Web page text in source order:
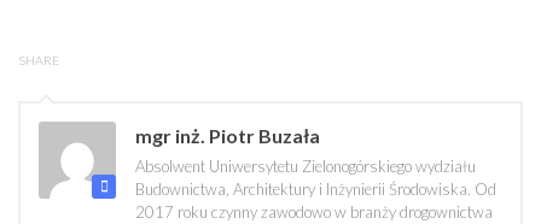
SHARE
mgr inż. Piotr Buzała
Absolwent Uniwersytetu Zielonogórskiego wydziału
Budownictwa, Architektury i Inżynierii Środowiska. Od
2017 roku czynny zawodowo w branży drogownictwa